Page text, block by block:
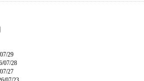
29
07/28
27